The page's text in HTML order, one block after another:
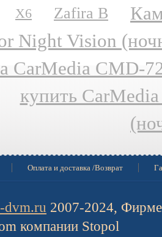
X6 Zafira B
Night Vision
CarMedia CMD-
купить
Оплата и доставка /Возврат
dvm.ru 2007-2024,
компании Stopol